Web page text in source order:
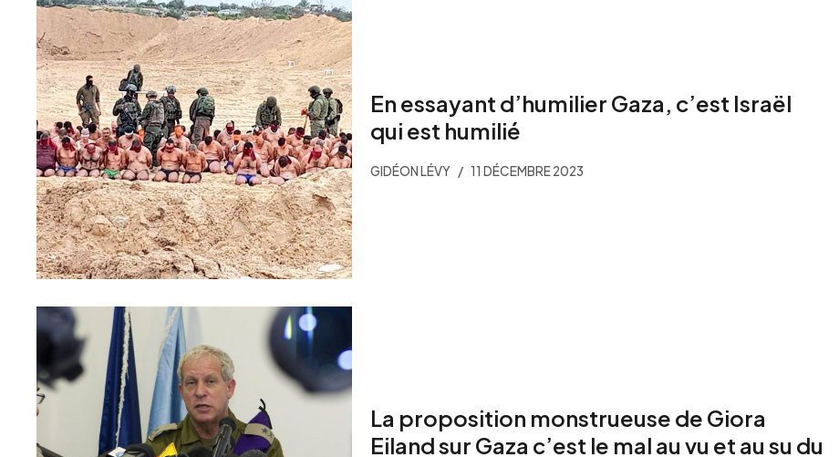
En essayant d’humilier Gaza, c’est Israël
qui est humilié
GIDÉON LÉVY 11 DÉCEMBRE 2023
La proposition monstrueuse de Giora
Eiland sur Gaza c’est le mal au vu et au su du